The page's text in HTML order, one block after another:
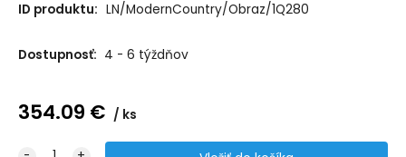
ID produktu: LN/ModernCountry/Obraz/1Q280
Dostupnosť: 4 - 6 týždňov
354.09 € ks